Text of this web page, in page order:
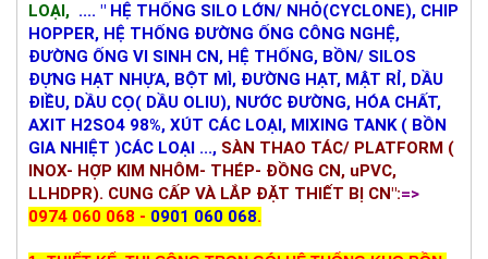
LOẠI, .... " HỆ THỐNG SILO LỚN/ NHỎ(CYCLONE), CHIP
HOPPER, HỆ THỐNG ĐƯỜNG ỐNG CÔNG NGHỆ,
ĐƯỜNG ỐNG VI SINH CN, HỆ THỐNG, BỒN/ SILOS
ĐỰNG HẠT NHỰA, BỘT MÌ, ĐƯỜNG HẠT, MẬT RỈ, DẦU
ĐIỀU, DẦU CỌ( DẦU OLIU), NƯỚC ĐƯỜNG, HÓA CHẤT,
AXIT H2SO4 98%, XÚT CÁC LOẠI, MIXING TANK ( BỒN
GIA NHIỆT )CÁC LOẠI ..., SÀN THAO TÁC/ PLATFORM (
INOX- HỢP KIM NHÔM- THÉP- ĐỒNG CN, uPVC,
LLHDPR). CUNG CẤP VÀ LẮP ĐẶT THIẾT BỊ CN":
0974 060 068 - 0901 060 068.